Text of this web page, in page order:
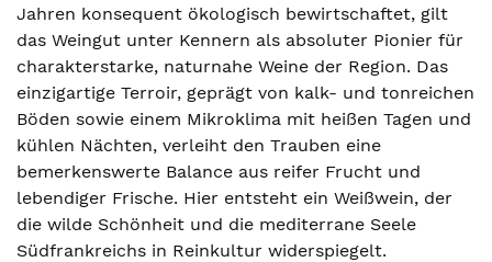
Jahren konsequent ökologisch bewirtschaftet, gilt
das Weingut unter Kennern als absoluter Pionier für
charakterstarke, naturnahe Weine der Region. Das
einzigartige Terroir, geprägt von kalk- und tonreichen
Böden sowie einem Mikroklima mit heißen Tagen und
kühlen Nächten, verleiht den Trauben eine
bemerkenswerte Balance aus reifer Frucht und
lebendiger Frische. Hier entsteht ein Weißwein, der
die wilde Schönheit und die mediterrane Seele
Südfrankreichs in Reinkultur widerspiegelt.